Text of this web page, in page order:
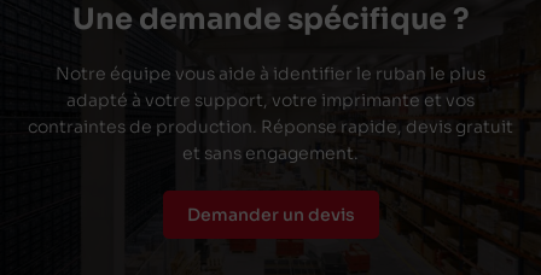
Une demande spécifique ?
Notre équipe vous aide à identifier le ruban le plus
adapté à votre support, votre imprimante et vos
contraintes de production. Réponse rapide, devis gratuit
et sans engagement.
Demander un devis